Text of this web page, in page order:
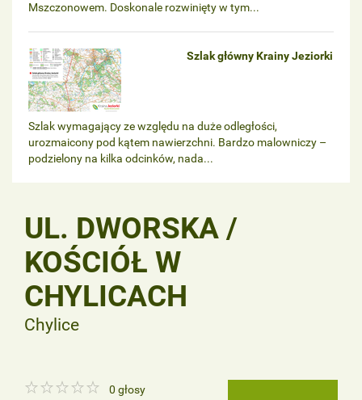
Mszczonowem. Doskonale rozwinięty w tym...
Szlak główny Krainy Jeziorki
Szlak wymagający ze względu na duże odległości,
urozmaicony pod kątem nawierzchni. Bardzo malowniczy –
podzielony na kilka odcinków, nada...
UL. DWORSKA /
KOŚCIÓŁ W
CHYLICACH
Chylice
0 głosy